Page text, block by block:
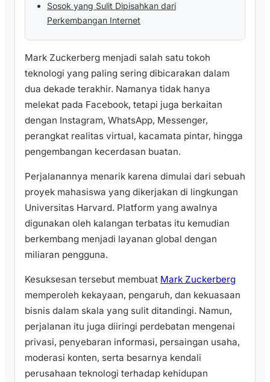
Sosok yang Sulit Dipisahkan dari
Perkembangan Internet
Mark Zuckerberg menjadi salah satu tokoh
teknologi yang paling sering dibicarakan dalam
dua dekade terakhir. Namanya tidak hanya
melekat pada Facebook, tetapi juga berkaitan
dengan Instagram, WhatsApp, Messenger,
perangkat realitas virtual, kacamata pintar, hingga
pengembangan kecerdasan buatan.
Perjalanannya menarik karena dimulai dari sebuah
proyek mahasiswa yang dikerjakan di lingkungan
Universitas Harvard. Platform yang awalnya
digunakan oleh kalangan terbatas itu kemudian
berkembang menjadi layanan global dengan
miliaran pengguna.
Kesuksesan tersebut membuat Mark Zuckerberg
memperoleh kekayaan, pengaruh, dan kekuasaan
bisnis dalam skala yang sulit ditandingi. Namun,
perjalanan itu juga diiringi perdebatan mengenai
privasi, penyebaran informasi, persaingan usaha,
moderasi konten, serta besarnya kendali
perusahaan teknologi terhadap kehidupan